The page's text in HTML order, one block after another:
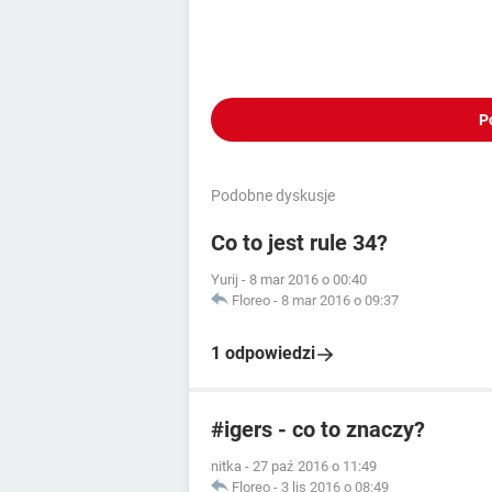
Podobne dyskusje
Co to jest rule 34?
Yurij - 8 mar 2016 o 00:40
Floreo - 8 mar 2016 o 09:37
1 odpowiedzi
#igers - co to znaczy?
nitka - 27 paź 2016 o 11:49
Floreo - 3 lis 2016 o 08:49